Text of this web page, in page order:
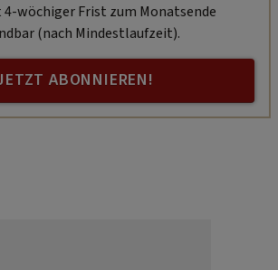
wöchiger Frist zum Monatsende
(nach Mindestlaufzeit).
ABONNIEREN!